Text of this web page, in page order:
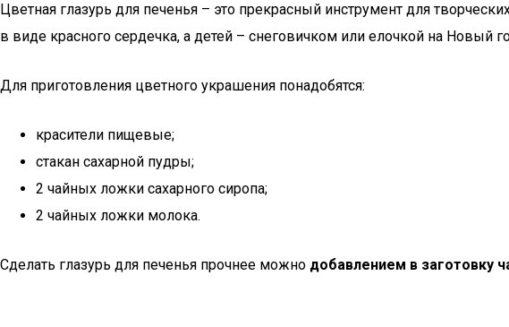
Цветная глазурь для печенья – это прекрасный инструмент для
в виде красного сердечка, а детей – снеговичком или елочкой на Новый
Для приготовления цветного украшения понадобятся:
красители пищевые;
стакан сахарной пудры;
2 чайных ложки сахарного сиропа;
2 чайных ложки молока.
Сделать глазурь для печенья прочнее можно добавлением в заготовку